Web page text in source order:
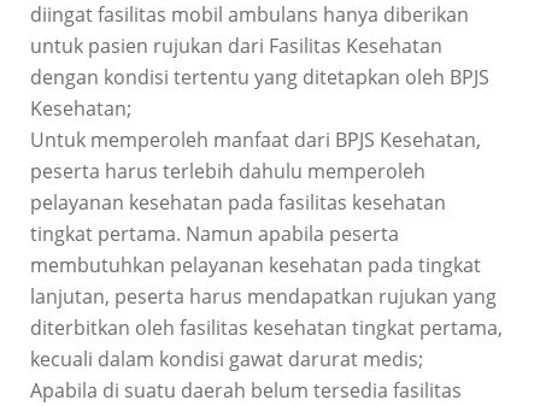
diingat fasilitas mobil ambulans hanya diberikan
untuk pasien rujukan dari Fasilitas Kesehatan
dengan kondisi tertentu yang ditetapkan oleh BPJS
Kesehatan;
Untuk memperoleh manfaat dari BPJS Kesehatan,
peserta harus terlebih dahulu memperoleh
pelayanan kesehatan pada fasilitas kesehatan
tingkat pertama. Namun apabila peserta
membutuhkan pelayanan kesehatan pada tingkat
lanjutan, peserta harus mendapatkan rujukan yang
diterbitkan oleh fasilitas kesehatan tingkat pertama,
kecuali dalam kondisi gawat darurat medis;
Apabila di suatu daerah belum tersedia fasilitas